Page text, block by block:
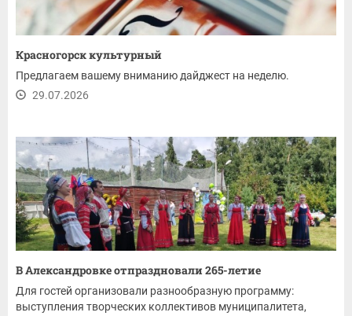
Красногорск культурный
Предлагаем вашему вниманию дайджест на неделю.
29.07.2026
В Александровке отпраздновали 265-летие
Для гостей организовали разнообразную программу:
выступления творческих коллективов муниципалитета,